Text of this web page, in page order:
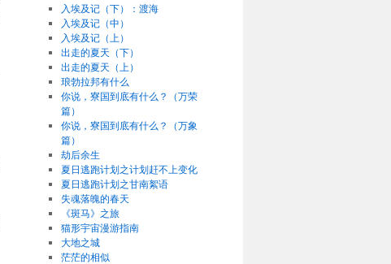
入埃及记（下）：渡海
入埃及记（中）
入埃及记（上）
出走的夏天（下）
出走的夏天（上）
琅勃拉邦有什么
你说，寮国到底有什么？（万荣
篇）
你说，寮国到底有什么？（万象
篇）
劫后余生
夏日逃跑计划之计划赶不上变化
夏日逃跑计划之甘南絮语
失魂落魄的春天
《斑马》之旅
猫形宇宙漫游指南
大地之城
茫茫的相似